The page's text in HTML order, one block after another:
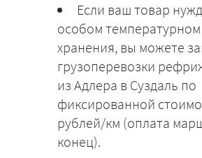
Если ваш товар
особом
хранения, вы можете
грузоперевозки
из Адлера в Суздаль по
фиксированной
рублей/км (оплата
конец).